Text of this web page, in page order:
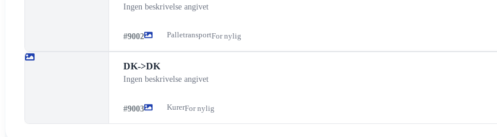
Ingen beskrivelse angivet
#9002 PalletransportFor nylig
DK->DK
Ingen beskrivelse angivet
#9003 KurerFor nylig